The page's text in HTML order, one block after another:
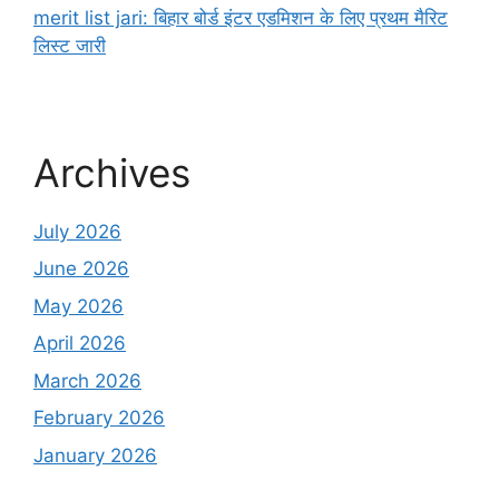
merit list jari: बिहार बोर्ड इंटर एडमिशन के लिए प्रथम मैरिट
लिस्ट जारी
Archives
July 2026
June 2026
May 2026
April 2026
March 2026
February 2026
January 2026